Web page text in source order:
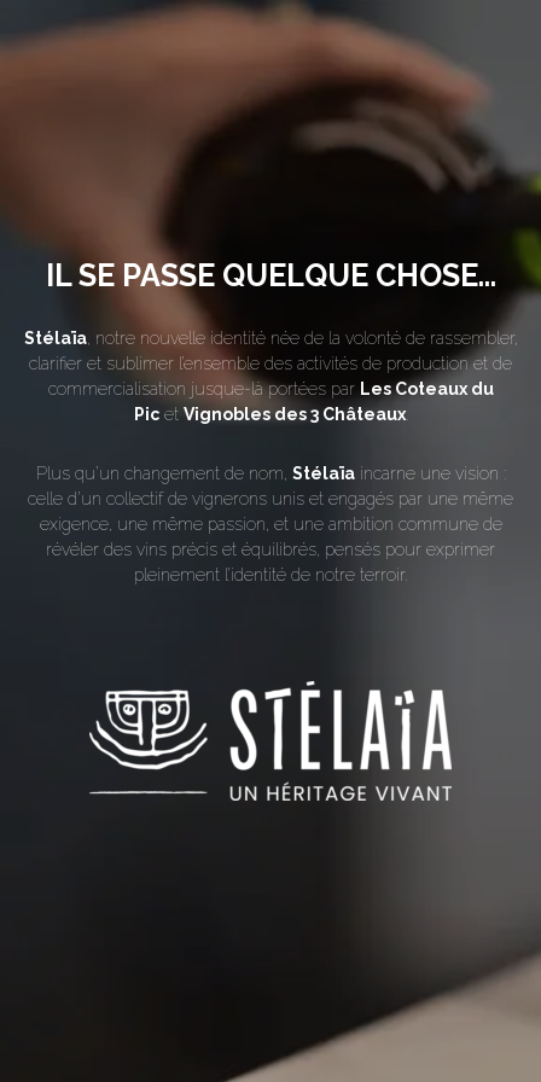
IL SE PASSE QUELQUE CHOSE...
Stélaïa, notre nouvelle identité née de la volonté de rassembler,
clarifier et sublimer l’ensemble des activités de production et de
commercialisation jusque-là portées par Les Coteaux du
Picet Vignobles des 3 Châteaux.
Plus qu’un changement de nom, Stélaïaincarne une vision :
celle d’un collectif de vignerons unis et engagés par une même
exigence, une même passion, et une ambition commune de
révéler des vins précis et équilibrés, pensés pour exprimer
pleinement l’identité de notre terroir.